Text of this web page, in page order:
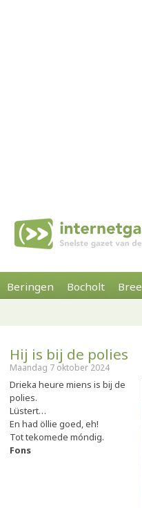
Beringen Bocholt Bree
Hij is bij de polies
Maandag 7 oktober 2024
Drieka heure miens is bij de
polies.
Lüstert…
En had öllie goed, eh!
Tot tekomede móndig.
Fons